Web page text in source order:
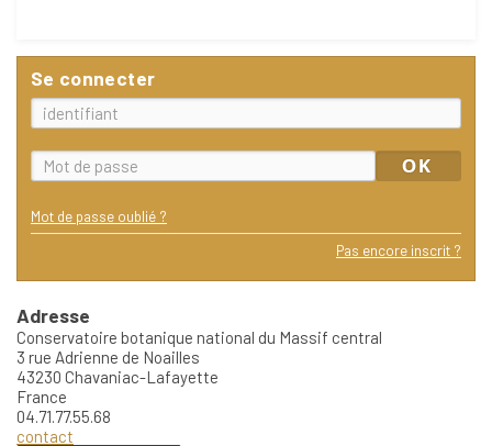
Se connecter
Mot de passe oublié ?
Pas encore inscrit ?
Adresse
Conservatoire botanique national du Massif central
3 rue Adrienne de Noailles
43230 Chavaniac-Lafayette
France
04.71.77.55.68
contact